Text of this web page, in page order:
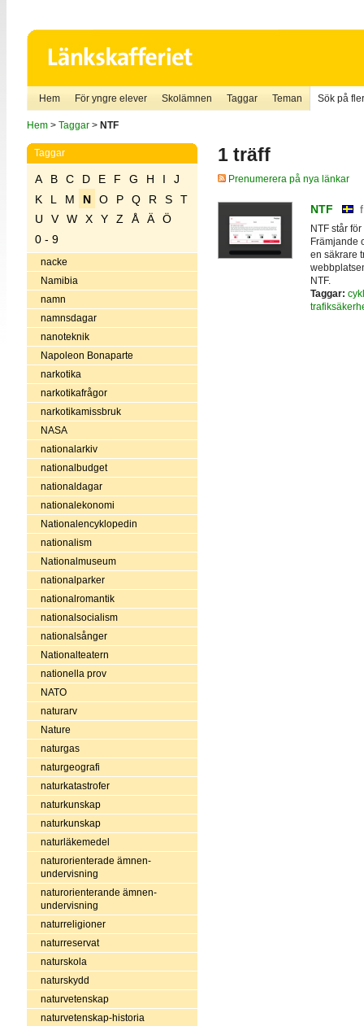
Hem För yngre elever Skolämnen Taggar Teman Sök på
Hem> Taggar> NTF
Taggar
A B C D E F G H I
J
K
L M N O P Q R S
T
U
V W X Y Z Å Ä
Ö
0 - 9
nacke
Namibia
namn
namnsdagar
nanoteknik
Napoleon Bonaparte
narkotika
narkotikafrågor
narkotikamissbruk
NASA
nationalarkiv
nationalbudget
nationaldagar
nationalekonomi
Nationalencyklopedin
nationalism
Nationalmuseum
nationalparker
nationalromantik
nationalsocialism
nationalsånger
Nationalteatern
nationella prov
NATO
naturarv
Nature
naturgas
naturgeografi
naturkatastrofer
naturkunskap
naturkunskap
naturläkemedel
naturorienterade ämnen-
undervisning
naturorienterande ämnen-
undervisning
naturreligioner
naturreservat
naturskola
naturskydd
naturvetenskap
naturvetenskap-historia
1 träff
Prenumerera på nya länkar
NTF
NTF står
Främjande
en säkrare
NTF.
Taggar: